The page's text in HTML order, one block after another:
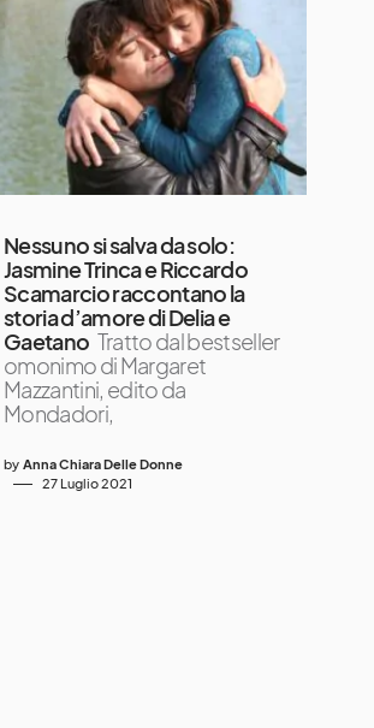
Nessuno si salva da solo:
Jasmine Trinca e Riccardo
Scamarcio raccontano la
storia d’amore di Delia e
Gaetano Tratto dal bestseller
omonimo di Margaret
Mazzantini, edito da
Mondadori,
by Anna Chiara Delle Donne
27 Luglio 2021